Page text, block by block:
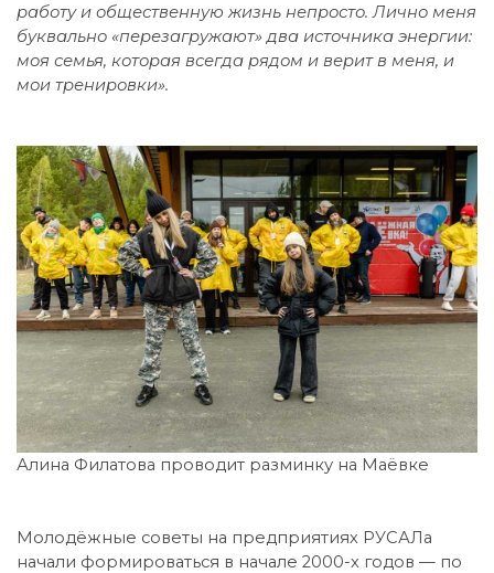
работу и общественную жизнь непросто. Лично меня
буквально «перезагружают» два источника энергии:
моя семья, которая всегда рядом и верит в меня, и
мои тренировки».
Алина Филатова проводит разминку на Маёвке
Молодёжные советы на предприятиях РУСАЛа
начали формироваться в начале 2000-х годов — по